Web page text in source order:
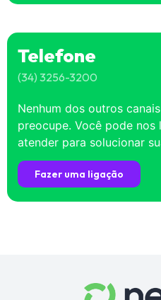
Telefone
(34) 3256-3200
Nenhum dos outros
preocupe. Você pode nos
atender para solucionar
Fazer uma ligação